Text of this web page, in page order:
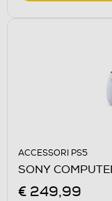
ACCESSORI PS5
SONY
€ 249,99